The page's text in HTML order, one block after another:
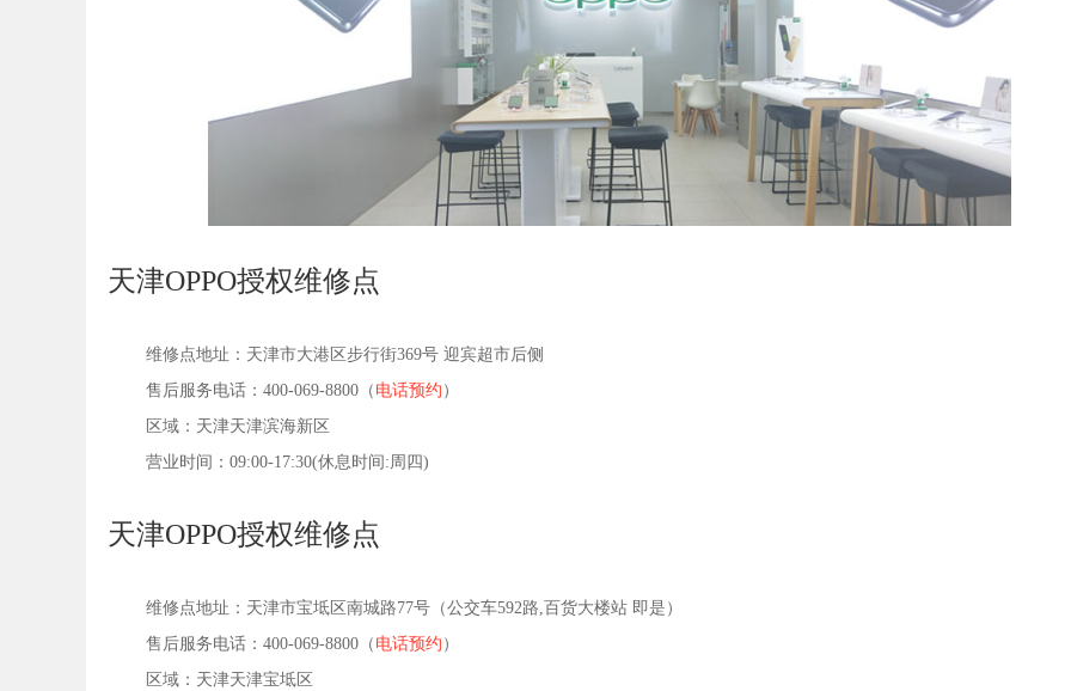
天津OPPO授权维修点
维修点地址：天津市大港区步行街369号 迎宾超市后侧
售后服务电话：400-069-8800（电话预约）
区域：天津天津滨海新区
营业时间：09:00-17:30(休息时间:周四)
天津OPPO授权维修点
维修点地址：天津市宝坻区南城路77号（公交车592路,百货大楼站 即是）
售后服务电话：400-069-8800（电话预约）
区域：天津天津宝坻区